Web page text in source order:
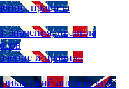
правила
значения, правила
и правила
английский: